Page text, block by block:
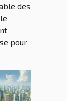
des
pour